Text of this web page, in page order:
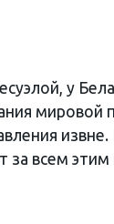
у
за всем